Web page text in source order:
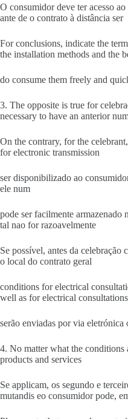
O consumidor deve ter acesso
ante de o contrato à distância ser
For conclusions, indicate the
the installation methods and the
do consume them freely and
3. The opposite is true for
necessary to have an anterior
On the contrary, for the
for electronic transmission
ser disponibilizado ao
ele num
pode ser facilmente armazenado
tal nao for razoavelmente
Se possível, antes da celebração
o local do contrato geral
conditions for electrical
well as for electrical
serão enviadas por via eletrónica
4. No matter what the conditions
products and services
Se applicam, os segundo e
mutandis eo consumidor pode,